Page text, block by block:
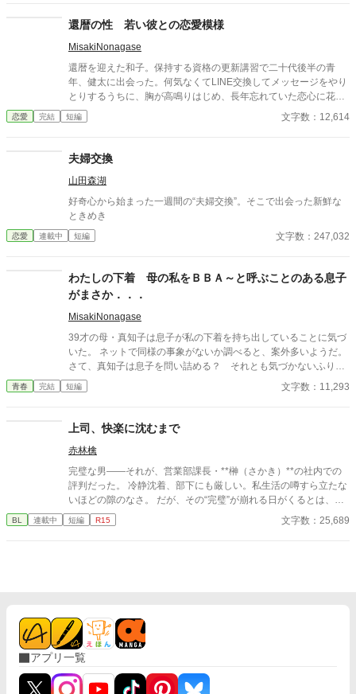
紗夜の部屋でご飯をご馳走になるほど親密に。 優しくて穏やかで
と大学生、甘くちょっぴり刺激的な同居生活（？）がはじまる。
還暦の性 若い彼との恋愛模様
MisakiNonagase
還暦を迎えた和子。保持する資格の更新講習で二十代後半の青
年、健太に出会った。何気なくてLINE交換してメッセージをやり
とりするうちに、胸が高鳴りはじめ、長年忘れていた恋心に花が
咲く。 そんな還暦女性と二十代の青年の恋模様。 その後、結婚、
そして永遠の別れまでを描いたストーリーです。 全7話
恋愛 完結 短編 文字数：12,614
夫婦交換
山田森湖
好奇心から始まった一週間の“夫婦交換”。そこで出会った新鮮な
ときめき
恋愛 連載中 短編 文字数：247,032
わたしの下着 母の私をＢＢＡ～と呼ぶことのある息子
がまさか．．．
MisakiNonagase
39才の母・真知子は息子が私の下着を持ち出していることに気づ
いた。 ネットで同様の事象がないか調べると、案外多いようだ。
さて、真知子は息子を問い詰める？ それとも気づかないふりを
青春 完結 短編 文字数：11,293
上司、快楽に沈むまで
赤林檎
完璧な男――それが、営業部課長・**榊（さかき）**の社内での
評判だった。 冷静沈着、部下にも厳しい。私生活の噂すら立たな
いほどの隙のなさ。 だが、その“完璧”が崩れる日がくるとは、誰
も想像していなかった。 入社三年目の篠原は、榊の直属の部下。
真面目だが強気で、どこか挑発的な笑みを浮かべる青年。 ある
た。 拒むことも、許すこともできないまま、 彼は“部下”の手によ
って、ひとつずつ乱されていく。 言葉で支配され、触れられるた
びに、自分の知らなかった感情と快楽を知る。それは、上司とし
ての誇りを壊すほどに甘く、逃れられないほどに深い。 だが、篠
原の視線の奥に宿るのは、ただの欲望ではなかった。 そこには、
BL 連載中 短編 R15 文字数：25,689
アプリ一覧